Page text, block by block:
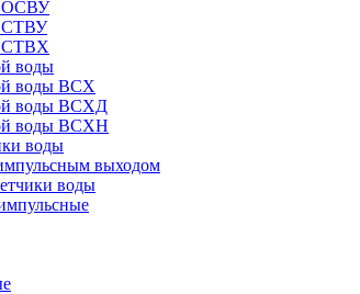
ОСВУ
СТВУ
СТВХ
воды
воды ВСХ
воды ВСХД
воды ВСХН
воды
выходом
воды